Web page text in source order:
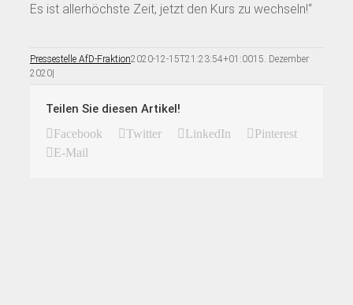
Es ist allerhöchste Zeit, jetzt den Kurs zu wechseln!“
Pressestelle AfD-Fraktion2020-12-15T21:23:54+01:0015. Dezember
2020|
Teilen Sie diesen Artikel!
Facebook Twitter LinkedIn
Pinterest
E-Mail